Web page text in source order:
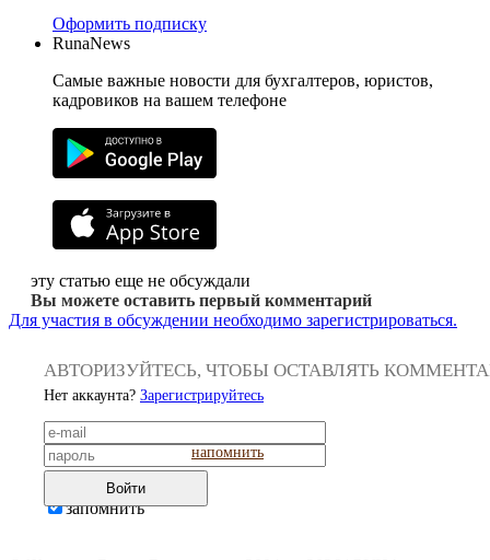
Оформить подписку
RunaNews
Самые важные новости для бухгалтеров, юристов,
кадровиков на вашем телефоне
эту статью еще не обсуждали
Вы можете оставить первый комментарий
Для участия в обсуждении необходимо зарегистрироваться.
АВТОРИЗУЙТЕСЬ, ЧТОБЫ ОСТАВЛЯТЬ
Нет аккаунта? Зарегистрируйтесь
напомнить
Войти
запомнить